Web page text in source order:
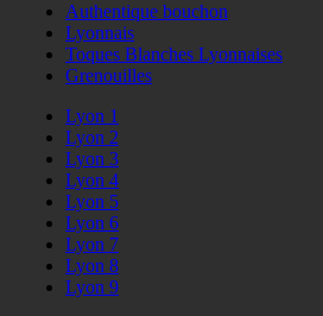
Authentique bouchon
Lyonnais
Toques Blanches Lyonnaises
Grenouilles
Lyon 1
Lyon 2
Lyon 3
Lyon 4
Lyon 5
Lyon 6
Lyon 7
Lyon 8
Lyon 9